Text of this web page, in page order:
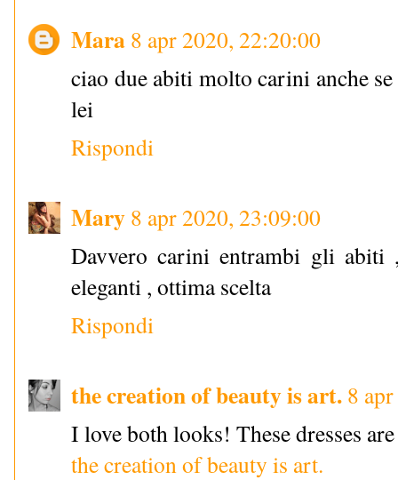
Mara 8 apr 2020, 22:20:00
ciao due abiti molto carini anche
lei
Rispondi
Mary 8 apr 2020, 23:09:00
Davvero carini entrambi gli abiti
eleganti , ottima scelta
Rispondi
the creation of beauty is art. 8
I love both looks! These dresses
the creation of beauty is art.